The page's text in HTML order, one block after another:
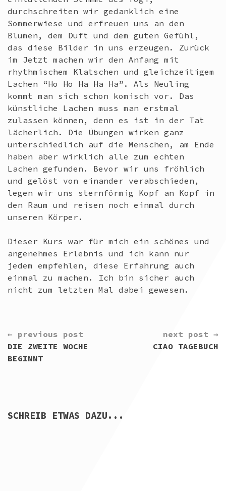
durchschreiten wir gedanklich eine
Sommerwiese und erfreuen uns an den
Blumen, dem Duft und dem guten Gefühl,
das diese Bilder in uns erzeugen. Zurück
im Jetzt machen wir den Anfang mit
rhythmischem Klatschen und gleichzeitigem
Lachen “Ho Ho Ha Ha Ha”. Als Neuling
kommt man sich schon komisch vor. Das
künstliche Lachen muss man erstmal
zulassen können, denn es ist in der Tat
lächerlich. Die Übungen wirken ganz
unterschiedlich auf die Menschen, am Ende
haben aber wirklich alle zum echten
Lachen gefunden. Bevor wir uns fröhlich
und gelöst von einander verabschieden,
legen wir uns sternförmig Kopf an Kopf in
den Raum und reisen noch einmal durch
unseren Körper.
Dieser Kurs war für mich ein schönes und
angenehmes Erlebnis und ich kann nur
jedem empfehlen, diese Erfahrung auch
einmal zu machen. Ich bin sicher auch
nicht zum letzten Mal dabei gewesen.
READING
← previous post
DIE ZWEITE WOCHE
BEGINNT
next post →
CIAO TAGEBUCH
SCHREIB ETWAS DAZU...